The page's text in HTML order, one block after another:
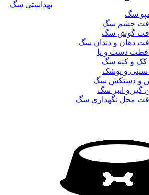
بهداشتی سگ
سگ
چشم سگ
گوش سگ
دهان و دندان سگ
دست و پا
و کنه سگ
سینی و پوشک
و دستکش سگ
گیر و انبر سگ
محل نگهداری سگ